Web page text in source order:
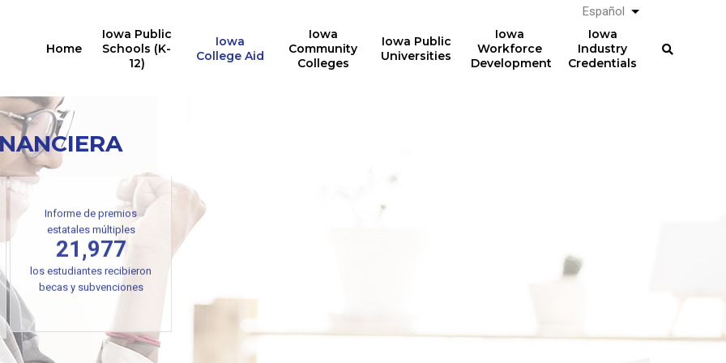
Home
Iowa Public
Schools (K-
12)
Iowa
College Aid
Iowa
Community
Colleges
Iowa Public
Universities
Iowa
Workforce
Development
Iowa
Industry
Credentials
Español List additional
Informe de premios
estatales múltiples
21,977
los estudiantes recibieron
becas y subvenciones